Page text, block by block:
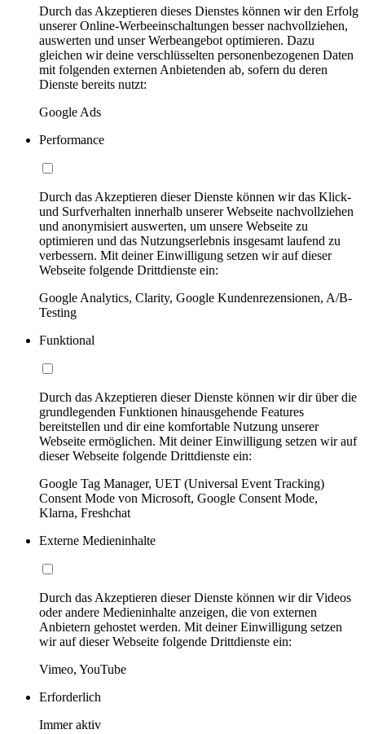
Durch das Akzeptieren dieses Dienstes können wir den Erfolg
unserer Online-Werbeeinschaltungen besser nachvollziehen,
auswerten und unser Werbeangebot optimieren. Dazu
gleichen wir deine verschlüsselten personenbezogenen Daten
mit folgenden externen Anbietenden ab, sofern du deren
Dienste bereits nutzt:
Google Ads
Performance
Durch das Akzeptieren dieser Dienste können wir das Klick-
und Surfverhalten innerhalb unserer Webseite nachvollziehen
und anonymisiert auswerten, um unsere Webseite zu
optimieren und das Nutzungserlebnis insgesamt laufend zu
verbessern. Mit deiner Einwilligung setzen wir auf dieser
Webseite folgende Drittdienste ein:
Google Analytics, Clarity, Google Kundenrezensionen, A/B-
Testing
Funktional
Durch das Akzeptieren dieser Dienste können wir dir über die
grundlegenden Funktionen hinausgehende Features
bereitstellen und dir eine komfortable Nutzung unserer
Webseite ermöglichen. Mit deiner Einwilligung setzen wir auf
dieser Webseite folgende Drittdienste ein:
Google Tag Manager, UET (Universal Event Tracking)
Consent Mode von Microsoft, Google Consent Mode,
Klarna, Freshchat
Externe Medieninhalte
Durch das Akzeptieren dieser Dienste können wir dir Videos
oder andere Medieninhalte anzeigen, die von externen
Anbietern gehostet werden. Mit deiner Einwilligung setzen
wir auf dieser Webseite folgende Drittdienste ein:
Vimeo, YouTube
Erforderlich
Immer aktiv